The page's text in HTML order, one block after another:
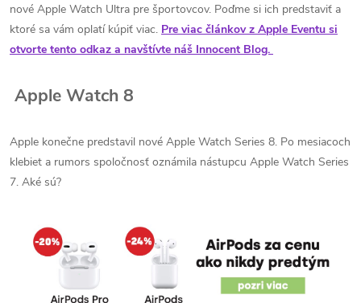
nové Apple Watch Ultra pre športovcov. Poďme si ich predstaviť a
ktoré sa vám oplatí kúpiť viac. Pre viac článkov z Apple Eventu si
otvorte tento odkaz a navštívte náš Innocent Blog.
Apple Watch 8
Apple konečne predstavil nové Apple Watch Series 8. Po mesiacoch
klebiet a rumors spoločnosť oznámila nástupcu Apple Watch Series
7. Aké sú?